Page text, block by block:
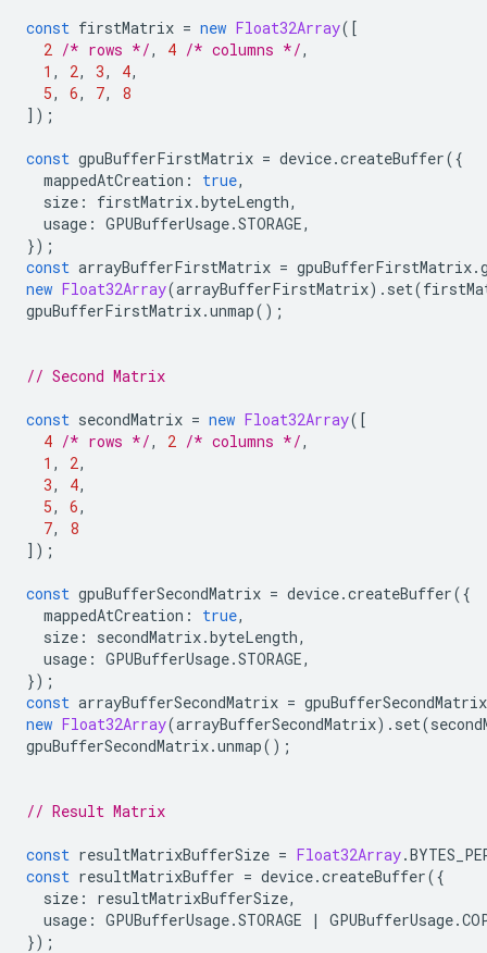
const firstMatrix = new Float32Array([
2 /* rows */, 4 /* columns */,
1 , 2, 3, 4,
5, 6, 7,
8
]);
const gpuBufferFirstMatrix = device.createBuffer({
mappedAtCreation : true,
size : firstMatrix.byteLength,
usage : GPUBufferUsage.STORAGE,
});
const arrayBufferFirstMatrix = gpuBufferFirstMatrix.
new Float32Array(arrayBufferFirstMatrix). set(
gpuBufferFirstMatrix.unmap();
// Second Matrix
const secondMatrix = new Float32Array([
4 /* rows */, 2 /* columns */,
1 , 2,
3, 4,
5, 6,
7,
8
]);
const gpuBufferSecondMatrix = device.createBuffer({
mappedAtCreation : true,
size : secondMatrix.byteLength,
usage : GPUBufferUsage.STORAGE,
});
const arrayBufferSecondMatrix = gpuBufferSecondMatrix
new Float32Array(arrayBufferSecondMatrix). set(
gpuBufferSecondMatrix.unmap();
// Result Matrix
const resultMatrixBufferSize = Float32Array.
const resultMatrixBuffer = device.createBuffer({
size : resultMatrixBufferSize,
usage : GPUBufferUsage.STORAGE | GPUBufferUsage.
});